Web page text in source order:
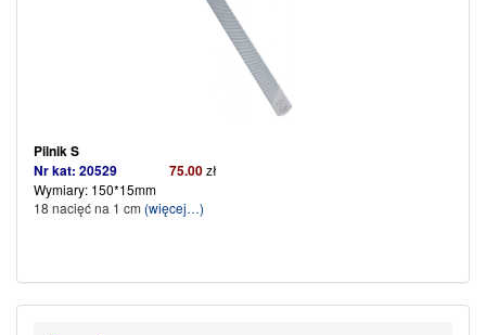
Pilnik S
Nr kat: 20529
75.00zł
Wymiary: 150*15mm
18 nacięć na 1 cm (więcej…)